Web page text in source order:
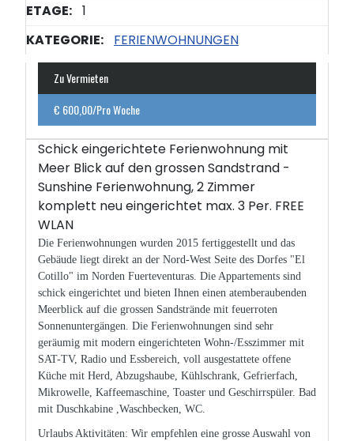
ETAGE: 1
KATEGORIE:
FERIENWOHNUNGEN
Zu Vermieten
€ 600,00/Pro Woche
Schick eingerichtete Ferienwohnung mit
Meer Blick auf den grossen Sandstrand -
Sunshine Ferienwohnung, 2 Zimmer
komplett neu eingerichtet max. 3 Per. FREE
WLAN
Die Ferienwohnungen wurden 2015 fertiggestellt und das
Gebäude liegt direkt an der Nord-West Seite des Dorfes "El
Cotillo" im Norden Fuerteventuras. Die Appartements sind
schick eingerichtet und bieten Ihnen einen atemberaubenden
Meerblick auf die grossen Sandstrände mit feuerroten
Sonnenuntergängen. Die Ferienwohnungen sind sehr
geräumig mit modern eingerichteten Wohn-/Esszimmer mit
SAT-TV, Radio und Essbereich, voll ausgestattete offene
Küche mit Herd, Abzugshaube, Kühlschrank, Gefrierfach,
Mikrowelle, Kaffeemaschine, Toaster und Geschirrspüler. Bad
mit Duschkabine ,Waschbecken, WC.
Urlaubs Aktivitäten: Wir empfehlen eine grosse Auswahl von